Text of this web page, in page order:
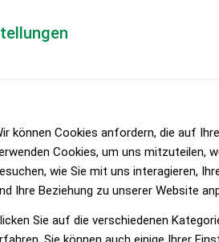
können Cookies anfordern, die auf
Cookies, um uns mitzuteilen,
wie Sie mit uns interagieren,
Ihre Beziehung zu unserer Website
Sie auf die verschiedenen